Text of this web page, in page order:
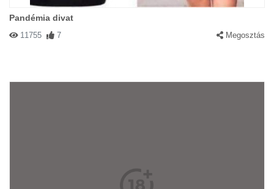
Pandémia divat
11755 7 Megosztás